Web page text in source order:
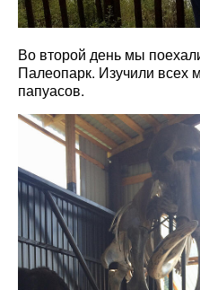
Во второй день мы
Палеопарк. Изучили всех
папуасов.